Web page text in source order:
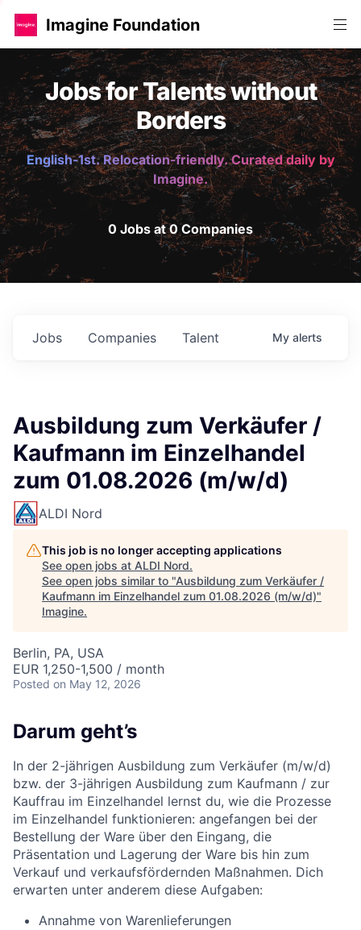
Imagine Foundation
Jobs for Talents without
Borders
English-1st. Relocation-friendly. Curated daily by
Imagine.
0 Jobs at 0 Companies
Jobs Companies Talent My alerts
Ausbildung zum Verkäufer /
Kaufmann im Einzelhandel
zum 01.08.2026 (m/w/d)
ALDI Nord
This job is no longer accepting applications
See open jobs at ALDI Nord.
See open jobs similar to "Ausbildung zum Verkäufer /
Kaufmann im Einzelhandel zum 01.08.2026 (m/w/d)"
Imagine.
Berlin, PA, USA
EUR 1,250-1,500 / month
Posted on May 12, 2026
Darum geht’s
In der 2-jährigen Ausbildung zum Verkäufer (m/w/d)
bzw. der 3-jährigen Ausbildung zum Kaufmann / zur
Kauffrau im Einzelhandel lernst du, wie die Prozesse
im Einzelhandel funktionieren: angefangen bei der
Bestellung der Ware über den Eingang, die
Präsentation und Lagerung der Ware bis hin zum
Verkauf und verkaufsfördernden Maßnahmen. Dich
erwarten unter anderem diese Aufgaben:
Annahme von Warenlieferungen